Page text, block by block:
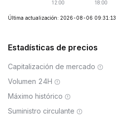
Última actualización: 2026-08-06 09:31:13
Estadísticas de precios
Capitalización de mercado
Volumen 24H
Máximo histórico
Suministro circulante